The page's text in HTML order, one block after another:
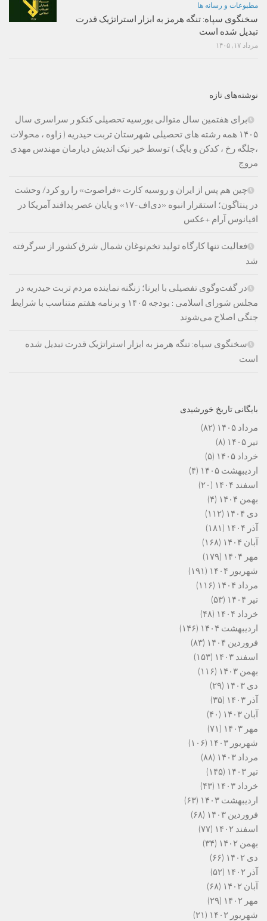
مطبوعات و رسانه ها
سخنگوی سپاه: تنگه هرمز به ابزار استراتژیک قدرت
تبدیل شده است
مرداد ۱۷, ۱۴۰۵
نوشته‌های تازه
برای هفتمین سال متوالی بورسیه تحصیلی کنکو ر سراسری سال
۱۴۰۵ همه رشته های تحصیلی شهرستان تربت حیدریه ( زاوه ، محولات
،جلگه رخ ، کدکن و بایگ ) توسط خیر نیک اندیش دیارمان مهندس مهدی
مروج
چین هم پس از ایران و روسیه کارت «فراصوت» را رو کرد/ وحشت
در پنتاگون؛ استقرار انبوه «دی‌اف‑۱۷» و پایان عصر پدافند آمریکا در
اقیانوس آرام +عکس
فعالیت تنها کارگاه تولید تخم‌نوغان شمال شرق کشور از سرگرفته
شد
در گفت‌وگوی تفصیلی با ایرنا؛ زنگنه نماینده مردم تربت حیدریه در
مجلس شورای اسلامی : بودجه ۱۴۰۵ و برنامه هفتم متناسب با شرایط
جنگی اصلاح می‌شوند
سخنگوی سپاه: تنگه هرمز به ابزار استراتژیک قدرت تبدیل شده
است
بایگانی تاریخ خورشیدی
مرداد ۱۴۰۵
(۸۲)
تیر ۱۴۰۵
(۸)
خرداد ۱۴۰۵
(۵)
اردیبهشت ۱۴۰۵
(۴)
اسفند ۱۴۰۴
(۲۰)
بهمن ۱۴۰۴
(۴)
دی ۱۴۰۴
(۱۱۲)
آذر ۱۴۰۴
(۱۸۱)
آبان ۱۴۰۴
(۱۶۸)
مهر ۱۴۰۴
(۱۷۹)
شهریور ۱۴۰۴
(۱۹۱)
مرداد ۱۴۰۴
(۱۱۶)
تیر ۱۴۰۴
(۵۳)
خرداد ۱۴۰۴
(۴۸)
اردیبهشت ۱۴۰۴
(۱۴۶)
فروردین ۱۴۰۴
(۸۳)
اسفند ۱۴۰۳
(۱۵۳)
بهمن ۱۴۰۳
(۱۱۶)
دی ۱۴۰۳
(۲۹)
آذر ۱۴۰۳
(۳۵)
آبان ۱۴۰۳
(۴۰)
مهر ۱۴۰۳
(۷۱)
شهریور ۱۴۰۳
(۱۰۶)
مرداد ۱۴۰۳
(۸۸)
تیر ۱۴۰۳
(۱۴۵)
خرداد ۱۴۰۳
(۴۳)
اردیبهشت ۱۴۰۳
(۶۳)
فروردین ۱۴۰۳
(۶۸)
اسفند ۱۴۰۲
(۷۷)
بهمن ۱۴۰۲
(۳۴)
دی ۱۴۰۲
(۶۶)
آذر ۱۴۰۲
(۵۲)
آبان ۱۴۰۲
(۶۸)
مهر ۱۴۰۲
(۲۹)
شهریور ۱۴۰۲
(۲۱)